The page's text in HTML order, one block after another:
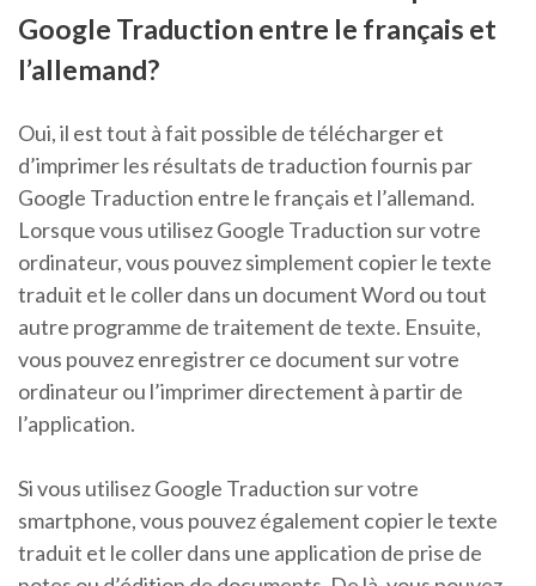
Google Traduction entre le français et
l’allemand?
Oui, il est tout à fait possible de télécharger et
d’imprimer les résultats de traduction fournis par
Google Traduction entre le français et l’allemand.
Lorsque vous utilisez Google Traduction sur votre
ordinateur, vous pouvez simplement copier le texte
traduit et le coller dans un document Word ou tout
autre programme de traitement de texte. Ensuite,
vous pouvez enregistrer ce document sur votre
ordinateur ou l’imprimer directement à partir de
l’application.
Si vous utilisez Google Traduction sur votre
smartphone, vous pouvez également copier le texte
traduit et le coller dans une application de prise de